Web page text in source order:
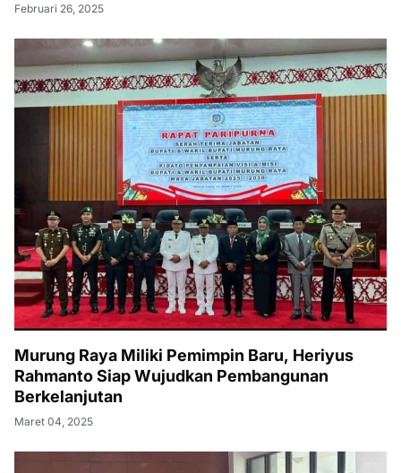
Februari 26, 2025
Murung Raya Miliki Pemimpin Baru, Heriyus
Rahmanto Siap Wujudkan Pembangunan
Berkelanjutan
Maret 04, 2025